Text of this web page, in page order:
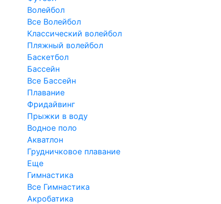
Волейбол
Все Волейбол
Классический волейбол
Пляжный волейбол
Баскетбол
Бассейн
Все Бассейн
Плавание
Фридайвинг
Прыжки в воду
Водное поло
Акватлон
Грудничковое плавание
Еще
Гимнастика
Все Гимнастика
Акробатика